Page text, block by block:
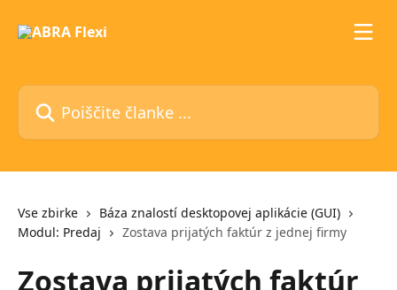
Poiščite članke ...
Vse zbirke
Báza znalostí desktopovej aplikácie (GUI)
Modul: Predaj
Zostava prijatých faktúr z jednej firmy
Zostava prijatých faktúr